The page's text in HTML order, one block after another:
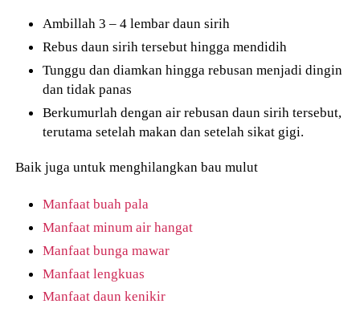
Ambillah 3 – 4 lembar daun sirih
Rebus daun sirih tersebut hingga mendidih
Tunggu dan diamkan hingga rebusan menjadi dingin
dan tidak panas
Berkumurlah dengan air rebusan daun sirih tersebut,
terutama setelah makan dan setelah sikat gigi.
Baik juga untuk menghilangkan bau mulut
Manfaat buah pala
Manfaat minum air hangat
Manfaat bunga mawar
Manfaat lengkuas
Manfaat daun kenikir